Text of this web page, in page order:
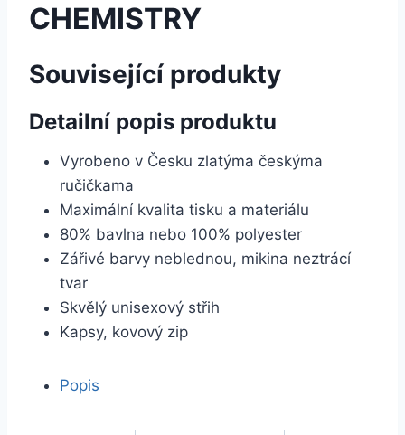
CHEMISTRY
Související produkty
Detailní popis produktu
Vyrobeno v Česku zlatýma českýma
ručičkama
Maximální kvalita tisku a materiálu
80% bavlna nebo 100% polyester
Zářivé barvy neblednou, mikina neztrácí
tvar
Skvělý unisexový střih
Kapsy, kovový zip
Popis